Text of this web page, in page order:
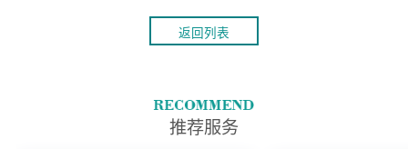
返回列表
推荐服务